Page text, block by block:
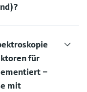
für
–
mit